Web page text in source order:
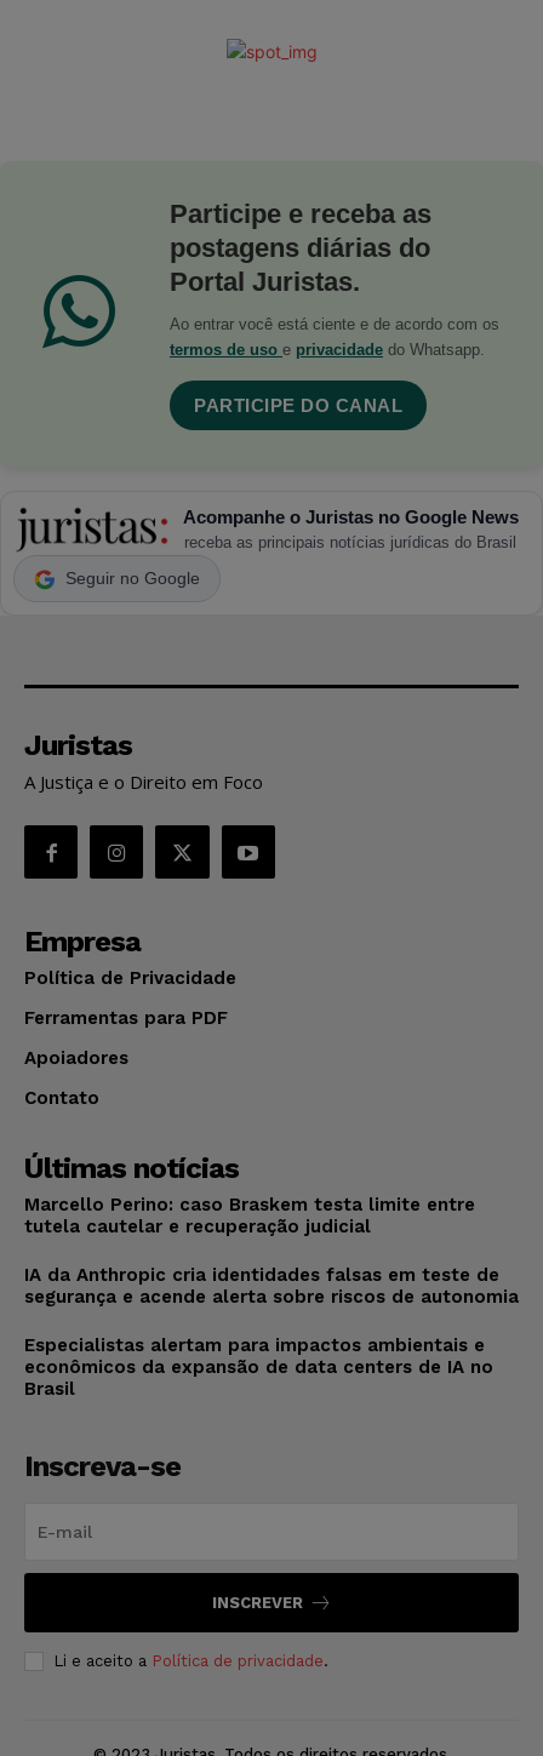
Participe e receba as
postagens diárias do
Portal Juristas.
Ao entrar você está ciente e de acordo com os
termos de uso e privacidade do Whatsapp.
PARTICIPE DO CANAL
Acompanhe o Juristas no Google News
receba as principais notícias jurídicas do Brasil
Seguir no Google
Juristas
A Justiça e o Direito em Foco
Empresa
Política de Privacidade
Ferramentas para PDF
Apoiadores
Contato
Últimas notícias
Marcello Perino: caso Braskem testa limite entre
tutela cautelar e recuperação judicial
IA da Anthropic cria identidades falsas em teste de
segurança e acende alerta sobre riscos de autonomia
Especialistas alertam para impactos ambientais e
econômicos da expansão de data centers de IA no
Brasil
Inscreva-se
INSCREVER
Li e aceito a Política de privacidade.